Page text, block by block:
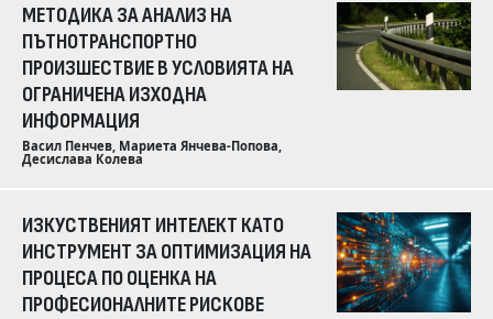
МЕТОДИКА ЗА АНАЛИЗ НА
ПЪТНОТРАНСПОРТНО
ПРОИЗШЕСТВИЕ В УСЛОВИЯТА НА
ОГРАНИЧЕНА ИЗХОДНА
ИНФОРМАЦИЯ
Васил Пенчев, Мариета Янчева-Попова,
Десислава Колева
ИЗКУСТВЕНИЯТ ИНТЕЛЕКТ КАТО
ИНСТРУМЕНТ ЗА ОПТИМИЗАЦИЯ НА
ПРОЦЕСА ПО ОЦЕНКА НА
ПРОФЕСИОНАЛНИТЕ РИСКОВЕ